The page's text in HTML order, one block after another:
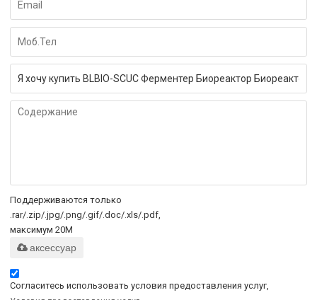
Поддерживаются только
.rar/.zip/.jpg/.png/.gif/.doc/.xls/.pdf,
максимум 20M
аксессуар
Согласитесь использовать условия предоставления услуг,